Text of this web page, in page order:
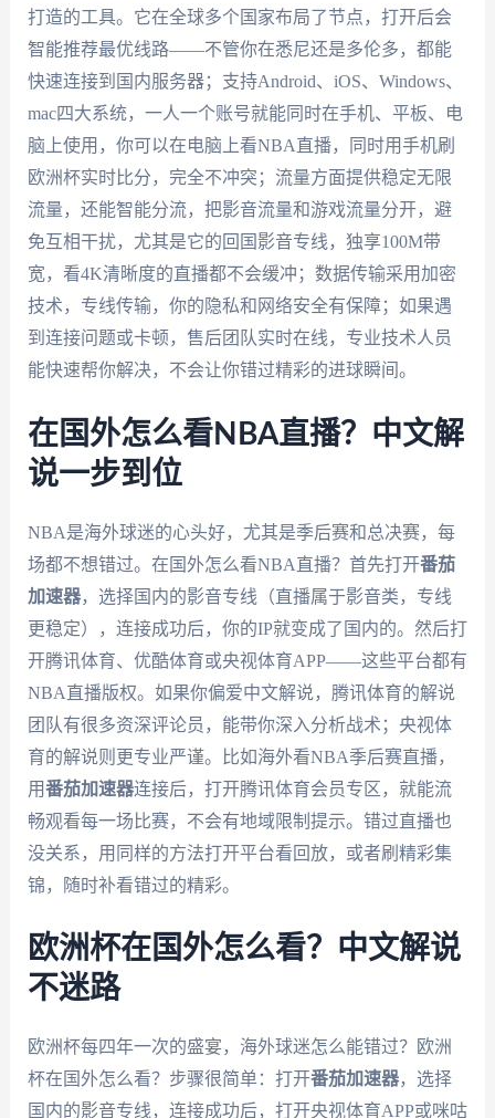
打造的工具。它在全球多个国家布局了节点，打开后会
智能推荐最优线路——不管你在悉尼还是多伦多，都能
快速连接到国内服务器；支持Android、iOS、Windows、
mac四大系统，一人一个账号就能同时在手机、平板、电
脑上使用，你可以在电脑上看NBA直播，同时用手机刷
欧洲杯实时比分，完全不冲突；流量方面提供稳定无限
流量，还能智能分流，把影音流量和游戏流量分开，避
免互相干扰，尤其是它的回国影音专线，独享100M带
宽，看4K清晰度的直播都不会缓冲；数据传输采用加密
技术，专线传输，你的隐私和网络安全有保障；如果遇
到连接问题或卡顿，售后团队实时在线，专业技术人员
能快速帮你解决，不会让你错过精彩的进球瞬间。
在国外怎么看NBA直播？中文解
说一步到位
NBA是海外球迷的心头好，尤其是季后赛和总决赛，每
场都不想错过。在国外怎么看NBA直播？首先打开番茄
加速器，选择国内的影音专线（直播属于影音类，专线
更稳定），连接成功后，你的IP就变成了国内的。然后打
开腾讯体育、优酷体育或央视体育APP——这些平台都有
NBA直播版权。如果你偏爱中文解说，腾讯体育的解说
团队有很多资深评论员，能带你深入分析战术；央视体
育的解说则更专业严谨。比如海外看NBA季后赛直播，
用番茄加速器连接后，打开腾讯体育会员专区，就能流
畅观看每一场比赛，不会有地域限制提示。错过直播也
没关系，用同样的方法打开平台看回放，或者刷精彩集
锦，随时补看错过的精彩。
欧洲杯在国外怎么看？中文解说
不迷路
欧洲杯每四年一次的盛宴，海外球迷怎么能错过？欧洲
杯在国外怎么看？步骤很简单：打开番茄加速器，选择
国内的影音专线，连接成功后，打开央视体育APP或咪咕